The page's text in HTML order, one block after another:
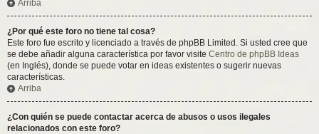
Arriba
¿Por qué este foro no tiene tal cosa?
Este foro fue escrito y licenciado a través de phpBB Limited. Si usted cree que
se debe añadir alguna característica por favor visite Centro de phpBB Ideas
(en Inglés), donde se puede votar en ideas existentes o sugerir nuevas
características.
Arriba
¿Con quién se puede contactar acerca de abusos o usos ilegales
relacionados con este foro?